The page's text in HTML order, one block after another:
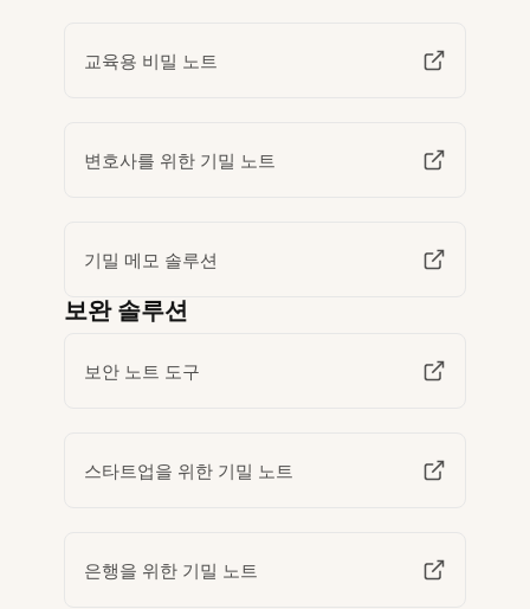
교육용 비밀 노트
변호사를 위한 기밀 노트
기밀 메모 솔루션
보완 솔루션
보안 노트 도구
스타트업을 위한 기밀 노트
은행을 위한 기밀 노트